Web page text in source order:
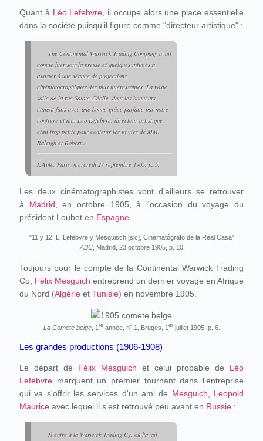
Quant à Léo Lefebvre , il occupe alors une place essentielle
dans la société puisqu'il figure comme "directeur artistique" :
The Continental Warwick Trading Company avait
convié hier soir la presse et quelques intimes à
assister à une séance de projections
cinématographiques des plus intéressantes. La vaste
salle de la rue Sainte-Cécile, dont les honneurs
étaient faits avec une bonne grâce parfaite par notre
confrère et ami Léo Lefebvre, directeur artistique,
était trop petite pour contenir les invités de MM.
Raleigh et Robert.»
L’Auto, Paris, mercredi 27 septembre 1905, p. 5.
Les deux cinématographistes vont d'ailleurs se retrouver
à Madrid , en octobre 1905, à l'occasion du voyage du
président Loubet en Espagne
"11 y 12. L. Lefebvre y Mesquisch [sic], Cinematógrafo de la Real Casa"
ABC , Madrid, 23 octobre 1905, p. 10.
Toujours pour le compte de la Continental Warwick Trading
Co, Félix Mesguich entreprend un dernier voyage en Afrique
du Nord (Algérie et Tunisie) en novembre 1905.
La Comète belge, 1 reannée, nº 1, Bruges, 1 er juillet 1905, p. 6.
Les grandes productions (1906-1908)
Le départ de Félix Mesguich et celui probable de Léo
Lefebvre marquent un premier tournant dans l'entreprise
qui va s'offrir les services d'un ami de Mesguich
Leopold
Maurice avec lequel il s'est retrouvé peu avant en Russie :
Il entre à la Warwick Trading Cy, où l'avait